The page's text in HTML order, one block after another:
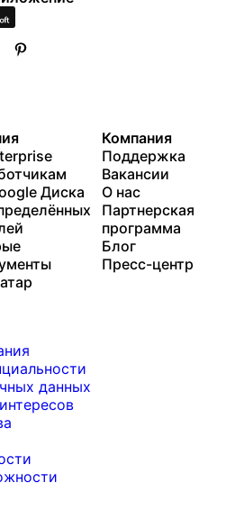
plan, execute, and deliver
and more
CLI
Code, Cursor, and ChatGPT
Диска
Компания
Поддержка
Вакансии
О нас
Партнерская
программа
Блог
Пресс-центр
данных